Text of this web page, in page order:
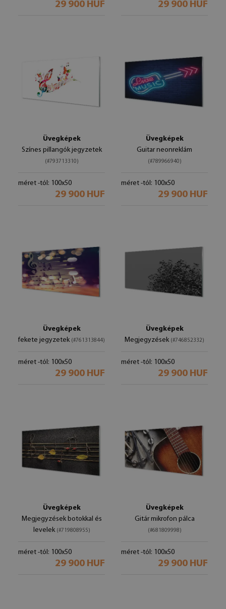
29 900 HUF 29 900 HUF
Üvegképek
Színes pillangók jegyzetek
(#793713310)
méret -tól: 100x50
29 900 HUF
Üvegképek
Guitar neonreklám
(#789966940)
méret -tól: 100x50
29 900 HUF
Üvegképek
fekete jegyzetek (#761313844)
méret -tól: 100x50
29 900 HUF
Üvegképek
Megjegyzések (#746852332)
méret -tól: 100x50
29 900 HUF
Üvegképek
Megjegyzések botokkal és
levelek (#719808955)
méret -tól: 100x50
29 900 HUF
Üvegképek
Gitár mikrofon pálca
(#681809998)
méret -tól: 100x50
29 900 HUF